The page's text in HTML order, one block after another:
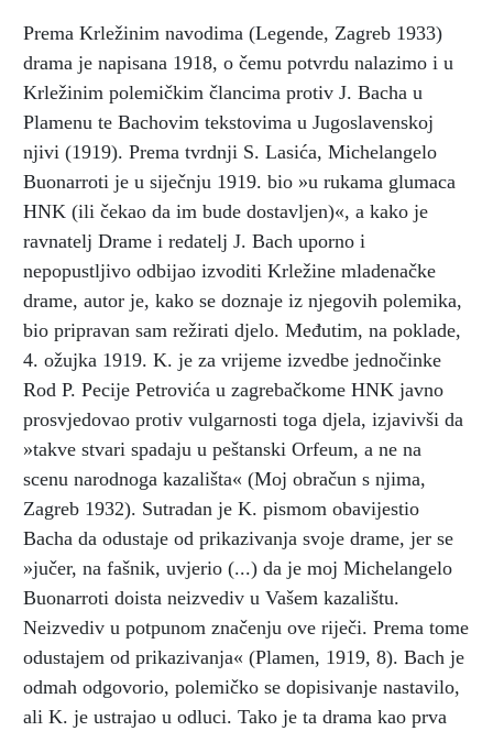
Prema Krležinim navodima (Legende, Zagreb 1933)
drama je napisana 1918, o čemu potvrdu nalazimo i u
Krležinim polemičkim člancima protiv J. Bacha u
Plamenu te Bachovim tekstovima u Jugoslavenskoj
njivi (1919). Prema tvrdnji S. Lasića, Michelangelo
Buonarroti je u siječnju 1919. bio »u rukama glumaca
HNK (ili čekao da im bude dostavljen)«, a kako je
ravnatelj Drame i redatelj J. Bach uporno i
nepopustljivo odbijao izvoditi Krležine mladenačke
drame, autor je, kako se doznaje iz njegovih polemika,
bio pripravan sam režirati djelo. Međutim, na poklade,
4. ožujka 1919. K. je za vrijeme izvedbe jednočinke
Rod P. Pecije Petrovića u zagrebačkome HNK javno
prosvjedovao protiv vulgarnosti toga djela, izjavivši da
»takve stvari spadaju u peštanski Orfeum, a ne na
scenu narodnoga kazališta« (Moj obračun s njima,
Zagreb 1932). Sutradan je K. pismom obavijestio
Bacha da odustaje od prikazivanja svoje drame, jer se
»jučer, na fašnik, uvjerio (...) da je moj Michelangelo
Buonarroti doista neizvediv u Vašem kazalištu.
Neizvediv u potpunom značenju ove riječi. Prema tome
odustajem od prikazivanja« (Plamen, 1919, 8). Bach je
odmah odgovorio, polemičko se dopisivanje nastavilo,
ali K. je ustrajao u odluci. Tako je ta drama kao prva